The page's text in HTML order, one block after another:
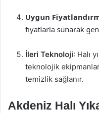
Uygun
fiyatlarla sunarak
İleri Teknoloji: Halı
teknolojik
temizlik sağlanır.
Akdeniz Halı